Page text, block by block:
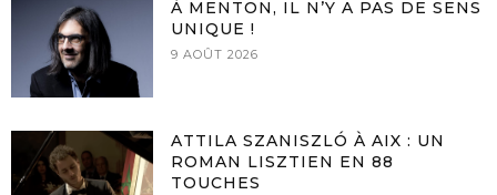
À MENTON, IL N’Y A PAS DE SENS
UNIQUE !
9 AOÛT 2026
ATTILA SZANISZLÓ À AIX : UN
ROMAN LISZTIEN EN 88
TOUCHES